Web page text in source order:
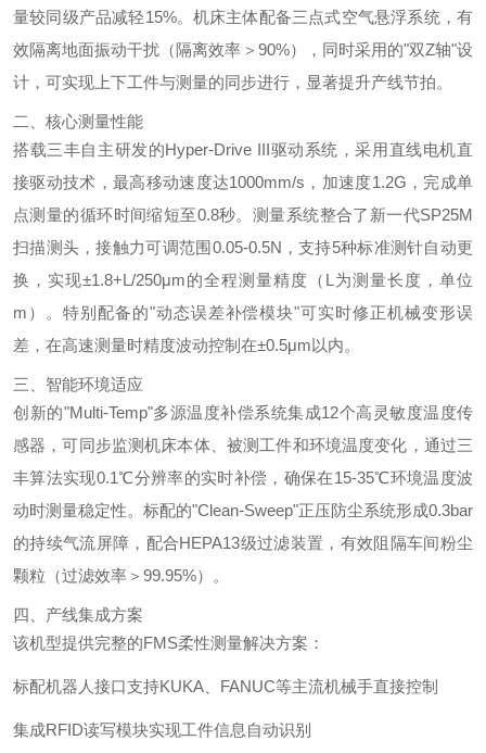
量较同级产品减轻15%。机床主体配备三点式空气悬浮系统，有
效隔离地面振动干扰（隔离效率＞90%），同时采用的"双Z轴"设
计，可实现上下工件与测量的同步进行，显著提升产线节拍。
二、核心测量性能
搭载三丰自主研发的Hyper-Drive III驱动系统，采用直线电机直
接驱动技术，最高移动速度达1000mm/s，加速度1.2G，完成单
点测量的循环时间缩短至0.8秒。测量系统整合了新一代SP25M
扫描测头，接触力可调范围0.05-0.5N，支持5种标准测针自动更
换，实现±1.8+L/250μm的全程测量精度（L为测量长度，单位
m）。特别配备的"动态误差补偿模块"可实时修正机械变形误
差，在高速测量时精度波动控制在±0.5μm以内。
三、智能环境适应
创新的"Multi-Temp"多源温度补偿系统集成12个高灵敏度温度传
感器，可同步监测机床本体、被测工件和环境温度变化，通过三
丰算法实现0.1℃分辨率的实时补偿，确保在15-35℃环境温度波
动时测量稳定性。标配的"Clean-Sweep"正压防尘系统形成0.3bar
的持续气流屏障，配合HEPA13级过滤装置，有效阻隔车间粉尘
颗粒（过滤效率＞99.95%）。
四、产线集成方案
该机型提供完整的FMS柔性测量解决方案：
标配机器人接口支持KUKA、FANUC等主流机械手直接控制
集成RFID读写模块实现工件信息自动识别